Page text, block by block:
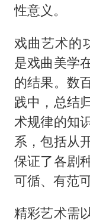
性意义。
戏曲艺术的
是戏曲美学
的结果。数
践中，总结
术规律的知
系，包括从
保证了各剧
可循、有范可
精彩艺术需